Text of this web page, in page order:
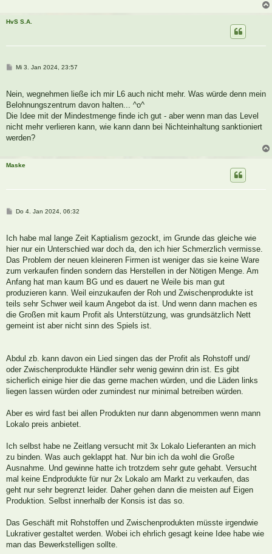
HvS S.A.
B
r
a
Mi 3. Jan 2024, 23:57
Nein, wegnehmen ließe ich mir L6 auch nicht mehr. Was würde denn mein
Belohnungszentrum davon halten... ^o^
Die Idee mit der Mindestmenge finde ich gut - aber wenn man das Level
nicht mehr verlieren kann, wie kann dann bei Nichteinhaltung sanktioniert
werden?
Maske
B
r
a
Do 4. Jan 2024, 06:32
Ich habe mal lange Zeit Kaptialism gezockt, im Grunde das gleiche wie
hier nur ein Unterschied war doch da, den ich hier Schmerzlich vermisse.
Das Problem der neuen kleineren Firmen ist weniger das sie keine Ware
zum verkaufen finden sondern das Herstellen in der Nötigen Menge. Am
Anfang hat man kaum BG und es dauert ne Weile bis man gut
produzieren kann. Weil einzukaufen der Roh und Zwischenprodukte ist
teils sehr Schwer weil kaum Angebot da ist. Und wenn dann machen es
die Großen mit kaum Profit als Unterstützung, was grundsätzlich Nett
gemeint ist aber nicht sinn des Spiels ist.
Abdul zb. kann davon ein Lied singen das der Profit als Rohstoff und/
oder Zwischenprodukte Händler sehr wenig gewinn drin ist. Es gibt
sicherlich einige hier die das gerne machen würden, und die Läden links
liegen lassen würden oder zumindest nur minimal betreiben würden.
Aber es wird fast bei allen Produkten nur dann abgenommen wenn mann
Lokalo preis anbietet.
Ich selbst habe ne Zeitlang versucht mit 3x Lokalo Lieferanten an mich
zu binden. Was auch geklappt hat. Nur bin ich da wohl die Große
Ausnahme. Und gewinne hatte ich trotzdem sehr gute gehabt. Versucht
mal keine Endprodukte für nur 2x Lokalo am Markt zu verkaufen, das
geht nur sehr begrenzt leider. Daher gehen dann die meisten auf Eigen
Produktion. Selbst innerhalb der Konsis ist das so.
Das Geschäft mit Rohstoffen und Zwischenprodukten müsste irgendwie
Lukrativer gestaltet werden. Wobei ich ehrlich gesagt keine Idee habe wie
man das Bewerkstelligen sollte.